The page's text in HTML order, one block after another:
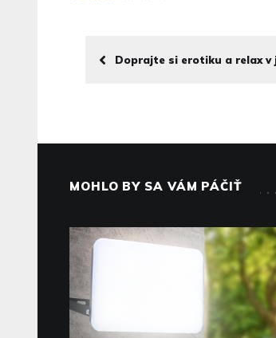
Doprajte si erotiku a relax v
MOHLO BY SA VÁM PÁČIŤ